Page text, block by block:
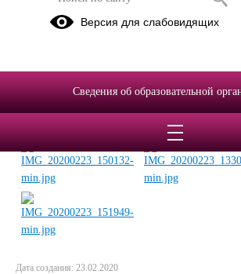
День Защитника
Дата создания: 23.02.2020
Версия для слабовидящих
Сведения об образовательной